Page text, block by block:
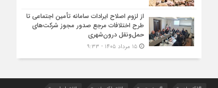
از لزوم اصلاح ایرادات سامانه تأمین اجتماعی تا
طرح اختلافات مرجع صدور مجوز شرکت‌های
حمل‌ونقل درون‌شهری
۱۵ مرداد ۱۴۰۵ - ۹:۳۳